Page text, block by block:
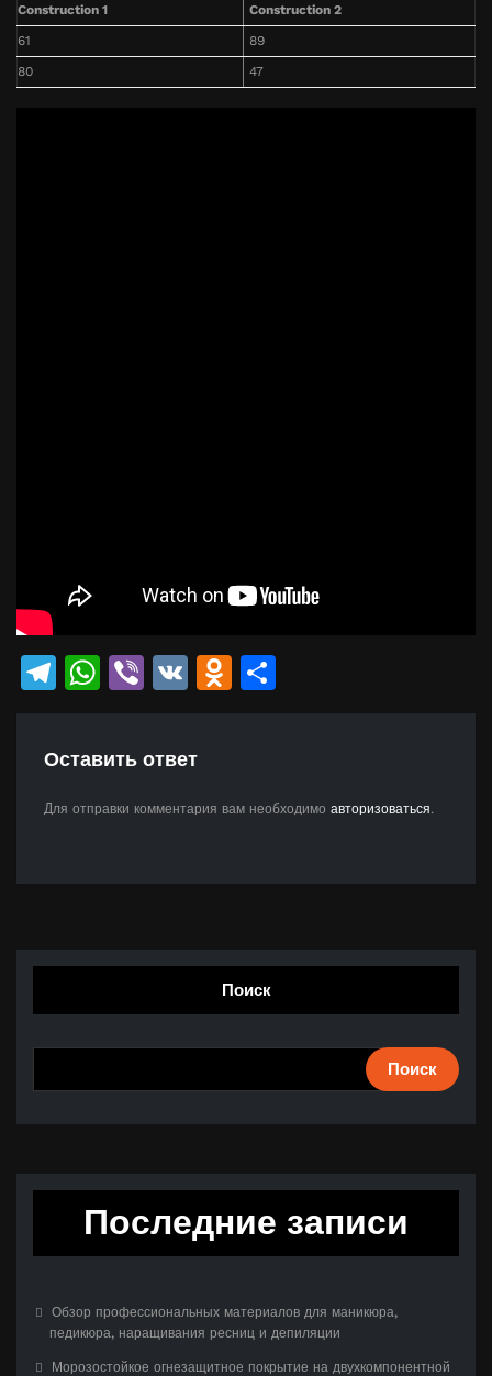
Construction 1
Construction 2
61
89
80
47
Telegram
WhatsApp
Viber
VK Odnoklassniki
Оставить ответ
Для отправки комментария вам необходимо авторизоваться.
Поиск
Поиск
Последние записи
Обзор профессиональных материалов для маникюра,
педикюра, наращивания ресниц и депиляции
Морозостойкое огнезащитное покрытие на двухкомпонентной